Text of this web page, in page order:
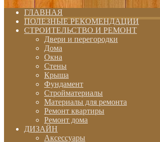
ГЛАВНАЯ
ПОЛЕЗНЫЕ РЕКОМЕНДАЦИИ
СТРОИТЕЛЬСТВО И РЕМОНТ
Двери и перегородки
Дома
Окна
Стены
Крыша
Фундамент
Стройматериалы
Материалы для ремонта
Ремонт квартиры
Ремонт дома
ДИЗАЙН
Аксессуары